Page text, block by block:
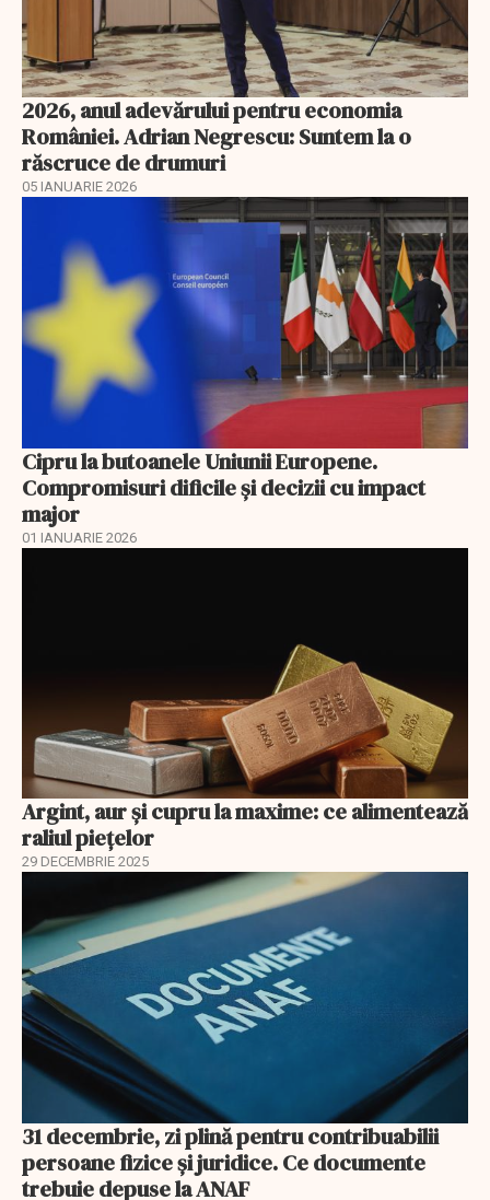
2026, anul adevărului pentru economia
României. Adrian Negrescu: Suntem la o
răscruce de drumuri
05 IANUARIE 2026
Cipru la butoanele Uniunii Europene.
Compromisuri dificile și decizii cu impact
major
01 IANUARIE 2026
Argint, aur și cupru la maxime: ce alimentează
raliul piețelor
29 DECEMBRIE 2025
31 decembrie, zi plină pentru contribuabilii
persoane fizice şi juridice. Ce documente
trebuie depuse la ANAF